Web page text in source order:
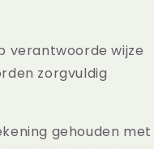
verantwoorde wijze
zorgvuldig
gehouden met